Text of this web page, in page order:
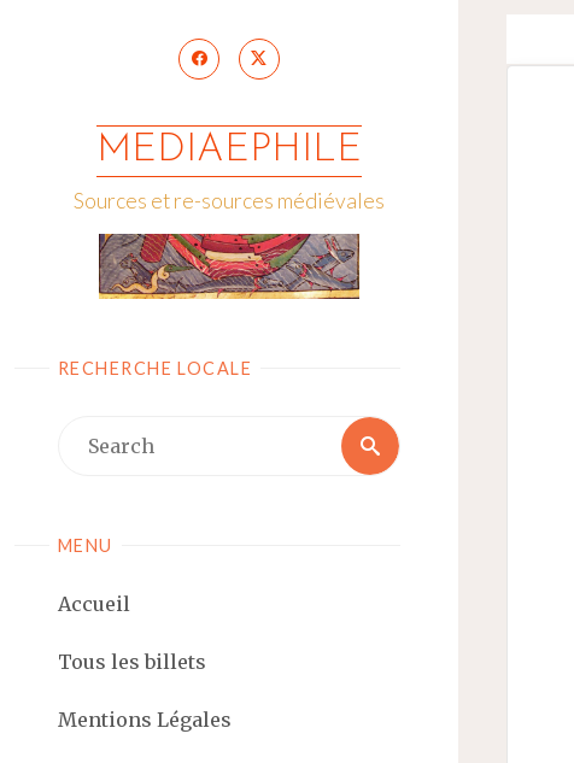
MEDIAEPHILE
Sources et re-sources médiévales
RECHERCHE LOCALE
for:
Search
MENU
Accueil
Tous les billets
Mentions Légales